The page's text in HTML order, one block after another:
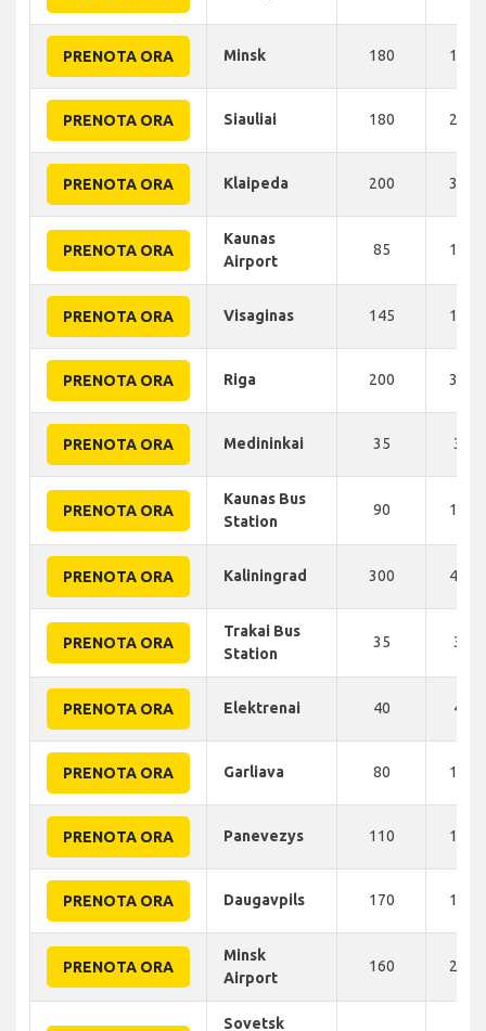
PRENOTA ORA Minsk 180 182
PRENOTA ORA Siauliai 180 220
PRENOTA ORA Klaipeda 200 310
PRENOTA ORA
Kaunas
Airport
85 110
PRENOTA ORA Visaginas 145 156
PRENOTA ORA Riga 200 300
PRENOTA ORA Medininkai 35 35
PRENOTA ORA
Kaunas Bus
Station
90 120
PRENOTA ORA Kaliningrad 300 400
PRENOTA ORA
Trakai Bus
Station
35 30
PRENOTA ORA Elektrenai 40 48
PRENOTA ORA Garliava 80 120
PRENOTA ORA Panevezys 110 150
PRENOTA ORA Daugavpils 170 185
PRENOTA ORA
Minsk
Airport
160 230
Sovetsk